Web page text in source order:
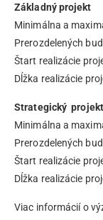
Základný projekt
Minimálna a
Prerozdelených
Štart realizácie
Dĺžka realizácie
Strategický projekt
Minimálna a
Prerozdelených
Štart realizácie
Dĺžka realizácie
Viac informácií o